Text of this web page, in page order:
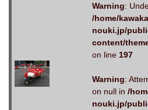
Warning:
/home/
nouki.jp/
content/
on line 197
Warning:
on null in /
nouki.jp/